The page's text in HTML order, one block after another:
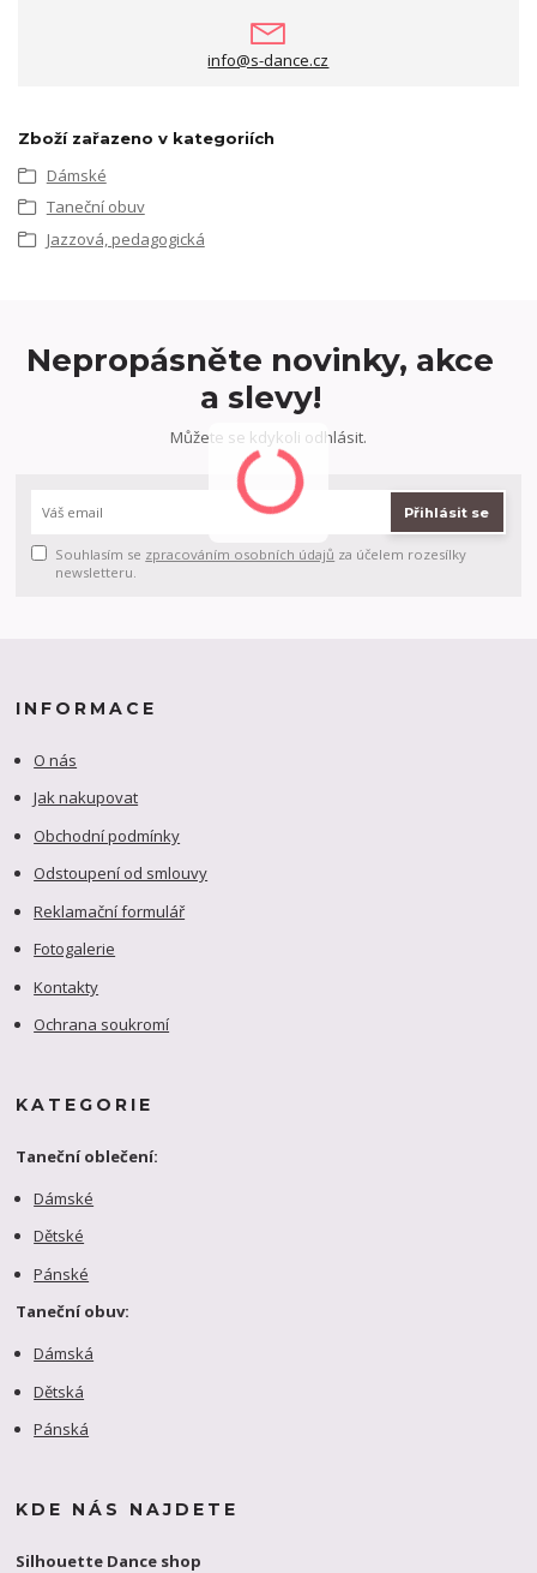
info@s-dance.cz
Zboží zařazeno v kategoriích
Dámské
Taneční obuv
Jazzová, pedagogická
Nepropásněte novinky, akce
a slevy!
Můžete se kdykoli odhlásit.
Přihlásit se
Souhlasím se zpracováním osobních údajů za účelem rozesílky
newsletteru.
INFORMACE
O nás
Jak nakupovat
Obchodní podmínky
Odstoupení od smlouvy
Reklamační formulář
Fotogalerie
Kontakty
Ochrana soukromí
KATEGORIE
Taneční oblečení:
Dámské
Dětské
Pánské
Taneční obuv:
Dámská
Dětská
Pánská
KDE NÁS NAJDETE
Silhouette Dance shop